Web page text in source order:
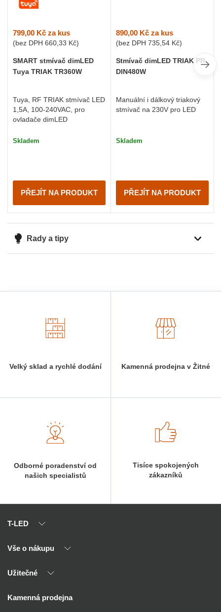
799,00 Kč za kus
(bez DPH 660,33 Kč)
SMART stmívač dimLED
Tuya TRIAK TR360W
Tuya, RF TRIAK stmívač LED
1,5A, 100-240VAC, pro
ovladače dimLED
Skladem
PŘEJÍT NA PRODUKT
890,00 Kč za kus
(bez DPH 735,54 Kč)
Stmívač dimLED TRIAK PR
DIN480W
Manuální i dálkový triakový
stmívač na 230V pro LED
Skladem
PŘEJÍT NA PRODUKT
Rady a tipy
Velký sklad a rychlé dodání Kamenná prodejna v Žitné
Odborné poradenství od
našich specialistů
Tisíce spokojených
zákazníků
T-LED
O nás
Kontakty
Vše o nákupu
Výhody T-LED
Montáž
Užitečné
Reklamace a vrácení
Kamenná prodejna